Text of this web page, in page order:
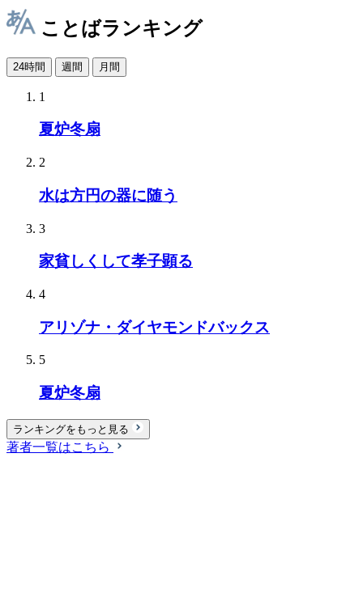
ことばランキング
24時間 週間 月間
1
夏炉冬扇
2
水は方円の器に随う
3
家貧しくして孝子顕る
4
アリゾナ・ダイヤモンドバックス
5
夏炉冬扇
ランキングをもっと見る
著者一覧はこちら